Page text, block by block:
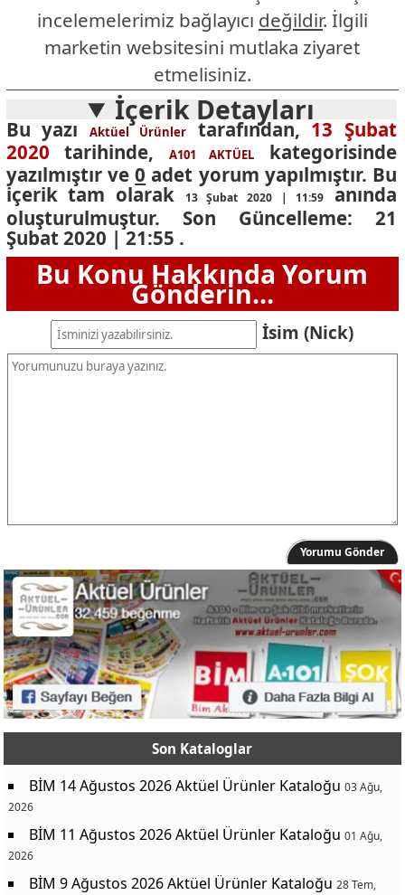
incelemelerimiz bağlayıcı değildir. İlgili
marketin websitesini mutlaka ziyaret
etmelisiniz.
İçerik Detayları
Bu yazıAktüel Ürünlertarafından, 13 Şubat
2020 tarihinde, A101 AKTÜEL
kategorisinde
yazılmıştır ve0 adet yorum yapılmıştır. Bu
içerik tam olarak 13 Şubat 2020 | 11:59
anında
oluşturulmuştur. Son Güncelleme:21
Şubat 2020 | 21:55 .
Bu Konu Hakkında Yorum
Gönderin...
İsim (Nick)
Yorumu Gönder
Son Kataloglar
BİM 14 Ağustos 2026 Aktüel Ürünler Kataloğu 03 Ağu,
2026
BİM 11 Ağustos 2026 Aktüel Ürünler Kataloğu 01 Ağu,
2026
BİM 9 Ağustos 2026 Aktüel Ürünler Kataloğu 28 Tem,